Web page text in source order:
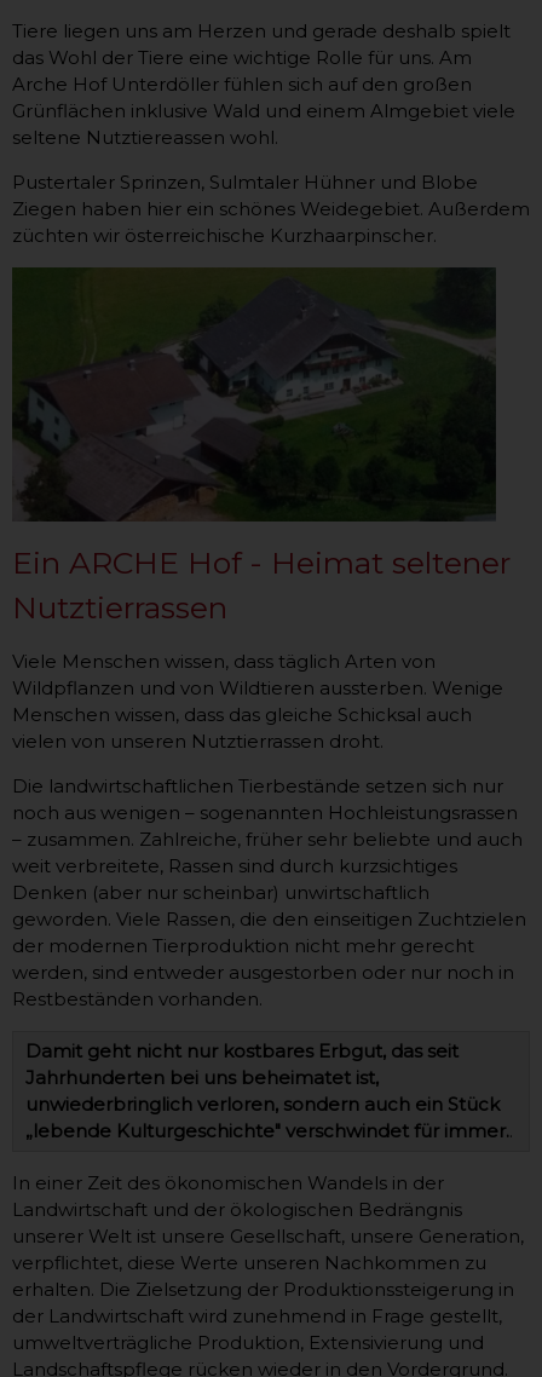
Tiere liegen uns am Herzen und gerade deshalb spielt
das Wohl der Tiere eine wichtige Rolle für uns. Am
Arche Hof Unterdöller fühlen sich auf den großen
Grünflächen inklusive Wald und einem Almgebiet viele
seltene Nutztiereassen wohl.
Pustertaler Sprinzen, Sulmtaler Hühner und Blobe
Ziegen haben hier ein schönes Weidegebiet. Außerdem
züchten wir österreichische Kurzhaarpinscher.
Ein ARCHE Hof - Heimat seltener
Nutztierrassen
Viele Menschen wissen, dass täglich Arten von
Wildpflanzen und von Wildtieren aussterben. Wenige
Menschen wissen, dass das gleiche Schicksal auch
vielen von unseren Nutztierrassen droht.
Die landwirtschaftlichen Tierbestände setzen sich nur
noch aus wenigen – sogenannten Hochleistungsrassen
– zusammen. Zahlreiche, früher sehr beliebte und auch
weit verbreitete, Rassen sind durch kurzsichtiges
Denken (aber nur scheinbar) unwirtschaftlich
geworden. Viele Rassen, die den einseitigen Zuchtzielen
der modernen Tierproduktion nicht mehr gerecht
werden, sind entweder ausgestorben oder nur noch in
Restbeständen vorhanden.
Damit geht nicht nur kostbares Erbgut, das seit
Jahrhunderten bei uns beheimatet ist,
unwiederbringlich verloren, sondern auch ein Stück
„lebende Kulturgeschichte" verschwindet für immer..
In einer Zeit des ökonomischen Wandels in der
Landwirtschaft und der ökologischen Bedrängnis
unserer Welt ist unsere Gesellschaft, unsere Generation,
verpflichtet, diese Werte unseren Nachkommen zu
erhalten. Die Zielsetzung der Produktionssteigerung in
der Landwirtschaft wird zunehmend in Frage gestellt,
umweltverträgliche Produktion, Extensivierung und
Landschaftspflege rücken wieder in den Vordergrund.